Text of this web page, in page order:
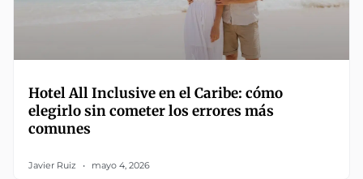
Hotel All Inclusive en el Caribe: cómo
elegirlo sin cometer los errores más
comunes
Javier Ruiz mayo 4, 2026